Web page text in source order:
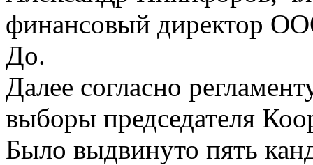
финансовый директор
До.
Далее согласно
выборы председателя
Было выдвинуто пять